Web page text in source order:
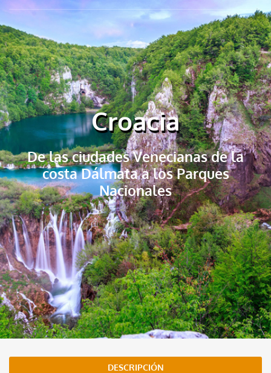
Croacia
De las ciudades Venecianas de la
costa Dálmata a los Parques
Nacionales
DESCRIPCIÓN